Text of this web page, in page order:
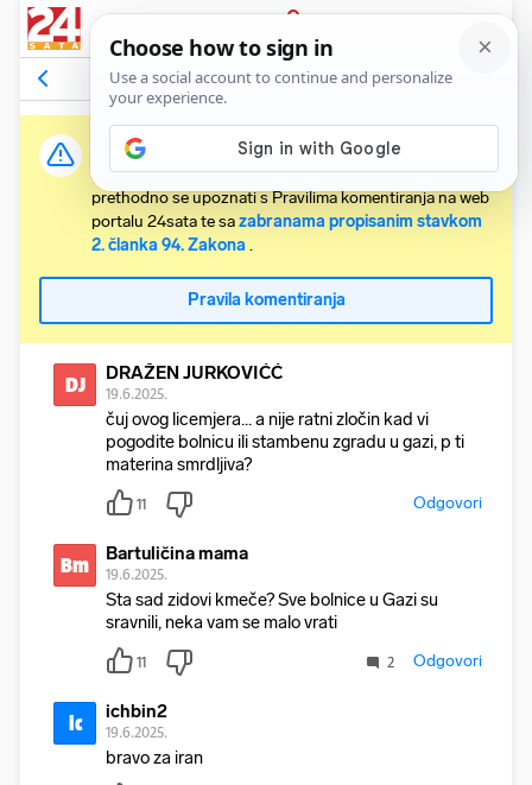
PRIJAVA
Komentari10 Relevantni
Važna obavijest:
Svaki korisnik koji želi komentirati članke obvezan je
prethodno se upoznati s Pravilima komentiranja na web
portalu 24sata te sazabranama propisanim stavkom
2. članka 94. Zakona .
Pravila komentiranja
DJ DRAŽEN JURKOVIĆĆ
19.6.2025.
čuj ovog licemjera... a nije ratni zločin kad vi
pogodite bolnicu ili stambenu zgradu u gazi, p ti
materina smrdljiva?
11 Odgovori
Bm Bartuličina mama
19.6.2025.
Sta sad zidovi kmeče? Sve bolnice u Gazi su
sravnili, neka vam se malo vrati
11 2 Odgovori
ic ichbin2
19.6.2025.
bravo za iran